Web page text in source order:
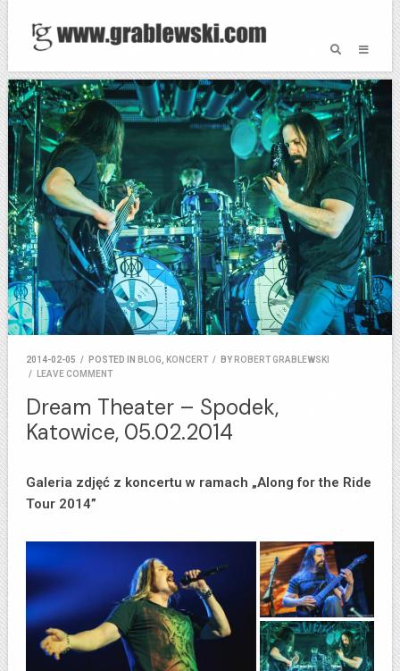
2014-02-05 / POSTED IN BLOG KONCERT / BY ROBERT GRABLEWSKI
/
LEAVE COMMENT
Dream Theater – Spodek,
Katowice, 05.02.2014
Galeria zdjęć z koncertu w ramach „Along for the Ride
Tour 2014”